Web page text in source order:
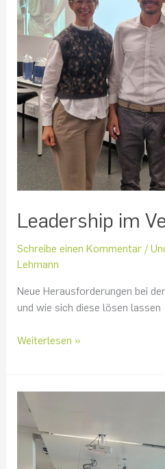
Leadership im
Schreibe einen Kommentar /
Lehmann
Neue Herausforderungen bei
und wie sich diese lösen lassen
Weiterlesen »
Taskforces
B2B-
Herausforderungen